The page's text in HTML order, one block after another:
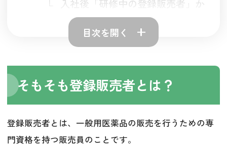
入社後「研修中の登録販売者」か
らスタートする流れ
入社1年目で「登録販売者資格」を取
勉強は大変だった？新卒社員に聞いて
みた
目次を開く
そもそも登録販売者とは？
登録販売者とは、一般用医薬品の販売を行うための専
門資格を持つ販売員のことです。